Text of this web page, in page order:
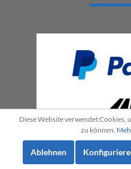
Diese Website verwendet Cookies,
zu können.
Ablehnen